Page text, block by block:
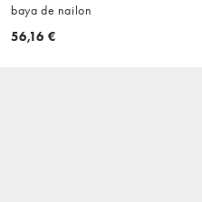
baya de nailon
56,16 €